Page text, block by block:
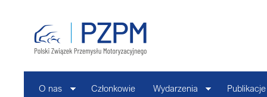
O nas Członkowie Wydarzenia Publikacje